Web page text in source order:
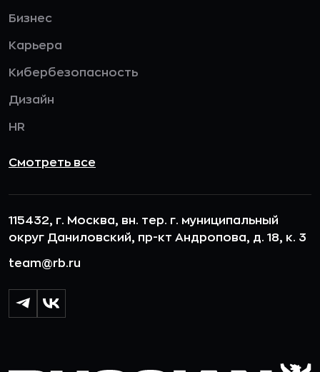
Бизнес
Карьера
Кибербезопасность
Дизайн
HR
Смотреть все
115432, г. Москва, вн. тер. г. муниципальный
округ Даниловский, пр-кт Андропова, д. 18, к. 3
team@rb.ru